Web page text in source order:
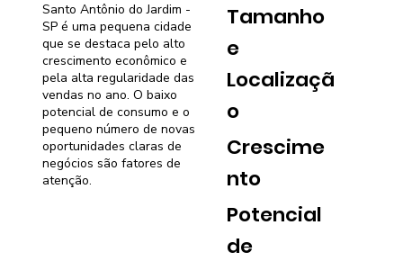
Santo Antônio do Jardim -
SP é uma pequena cidade
que se destaca pelo alto
crescimento econômico e
pela alta regularidade das
vendas no ano. O baixo
potencial de consumo e o
pequeno número de novas
oportunidades claras de
negócios são fatores de
atenção.
Tamanho
e
Localizaçã
o
Crescime
nto
Potencial
de